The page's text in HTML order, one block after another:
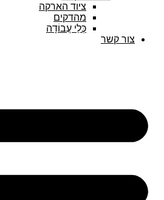
ציוד הארקה
מהדקים
כְּלֵי עֲבוֹדָה
צור קשר